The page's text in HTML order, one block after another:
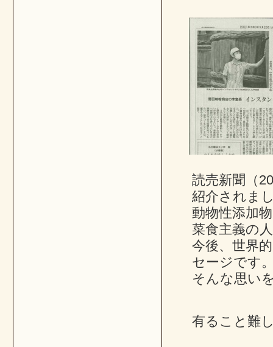
読売新聞（
紹介されま
動物性添加
菜食主義の
今後、世界
セージです
そんな思い
有ること難